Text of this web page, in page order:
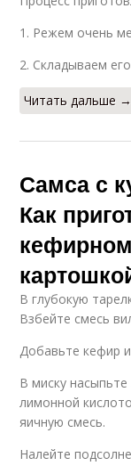
1. Режем очень
2. Складываем
Читать дальше →
Самса с
Как
В глубокую
Взбейте смесь
Добавьте кефир
В миску
лимонной
яичную смесь.
Налейте